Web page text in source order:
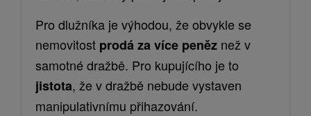
Pro dlužníka je výhodou, že obvykle se
nemovitost prodá za více peněz než v
samotné dražbě. Pro kupujícího je to
jistota, že v dražbě nebudevystaven
manipulativnímu přihazování.